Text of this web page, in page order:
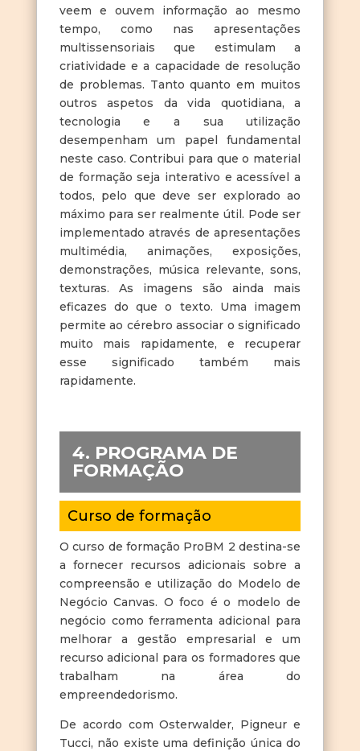
veem e ouvem informação ao mesmo
tempo, como nas apresentações
multissensoriais que estimulam a
criatividade e a capacidade de resolução
de problemas. Tanto quanto em muitos
outros aspetos da vida quotidiana, a
tecnologia e a sua utilização
desempenham um papel fundamental
neste caso. Contribui para que o material
de formação seja interativo e acessível a
todos, pelo que deve ser explorado ao
máximo para ser realmente útil. Pode ser
implementado através de apresentações
multimédia, animações, exposições,
demonstrações, música relevante, sons,
texturas. As imagens são ainda mais
eficazes do que o texto. Uma imagem
permite ao cérebro associar o significado
muito mais rapidamente, e recuperar
esse significado também mais
rapidamente.
4. PROGRAMA DE
FORMAÇÃO
Curso de formação
O curso de formação ProBM 2 destina-se
a fornecer recursos adicionais sobre a
compreensão e utilização do Modelo de
Negócio Canvas. O foco é o modelo de
negócio como ferramenta adicional para
melhorar a gestão empresarial e um
recurso adicional para os formadores que
trabalham na área do
empreendedorismo.
De acordo com Osterwalder, Pigneur e
Tucci, não existe uma definição única do